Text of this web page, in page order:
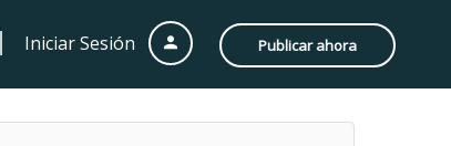
Iniciar Sesión Publicar ahora